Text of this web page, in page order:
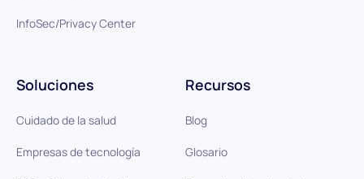
Soluciones
Cuidado de la salud
Empresas de tecnología
Recursos
Blog
Glosario
InfoSec/Privacy Center